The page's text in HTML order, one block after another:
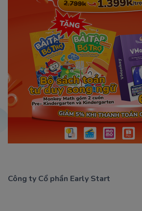
Công ty Cổ phần Early Start